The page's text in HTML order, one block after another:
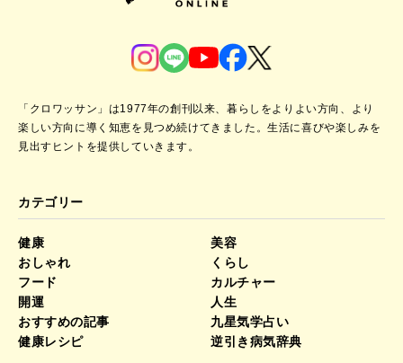
「クロワッサン」は1977年の創刊以来、暮らしをよりよい方向、より
楽しい方向に導く知恵を見つめ続けてきました。生活に喜びや楽しみを
見出すヒントを提供していきます。
カテゴリー
健康
美容
おしゃれ
くらし
フード
カルチャー
開運
人生
おすすめの記事
九星気学占い
健康レシピ
逆引き病気辞典